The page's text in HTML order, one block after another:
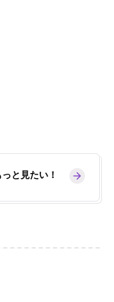
と見たい！